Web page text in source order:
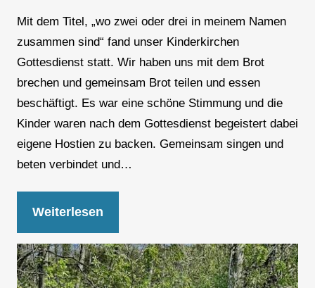
Mit dem Titel, „wo zwei oder drei in meinem Namen
zusammen sind“ fand unser Kinderkirchen
Gottesdienst statt. Wir haben uns mit dem Brot
brechen und gemeinsam Brot teilen und essen
beschäftigt. Es war eine schöne Stimmung und die
Kinder waren nach dem Gottesdienst begeistert dabei
eigene Hostien zu backen. Gemeinsam singen und
beten verbindet und…
Weiterlesen